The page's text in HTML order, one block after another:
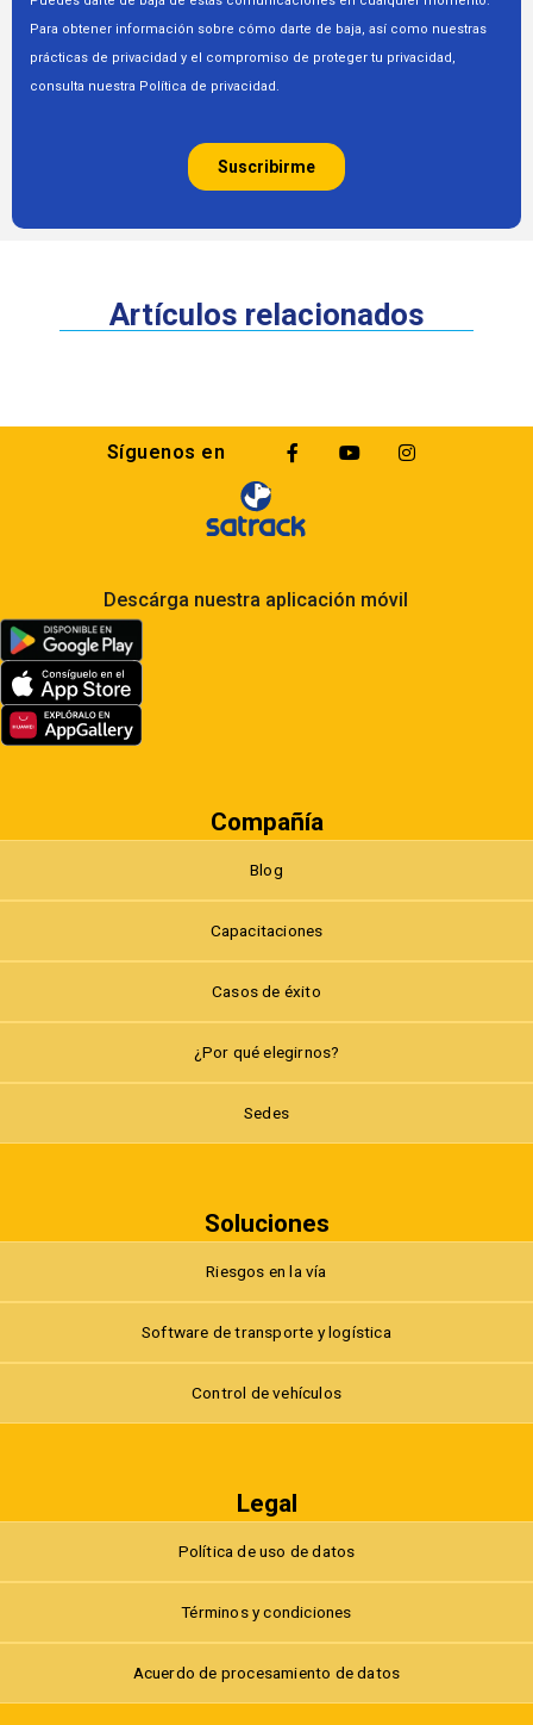
Artículos relacionados
Síguenos en
Descárga nuestra aplicación móvil
Compañía
Blog
Capacitaciones
Casos de éxito
¿Por qué elegirnos?
Sedes
Soluciones
Riesgos en la vía
Software de transporte y logística
Control de vehículos
Legal
Política de uso de datos
Términos y condiciones
Acuerdo de procesamiento de datos